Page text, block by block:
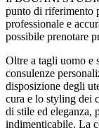
punto di riferimento
professionale e
possibile prenotare
Oltre a tagli uomo
consulenze
disposizione degli
cura e lo styling dei
di stile ed eleganza,
indimenticabile. La